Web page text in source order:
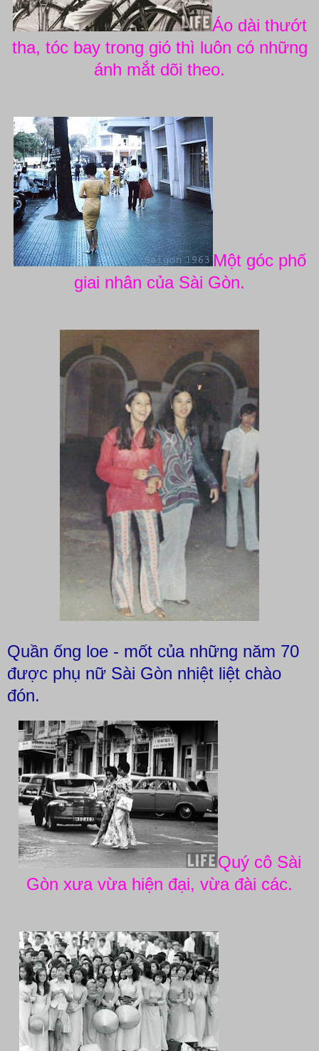
Áo dài thướt
tha, tóc bay trong gió thì luôn có những
ánh mắt dõi theo.
Một góc phố
giai nhân của Sài Gòn.
Quần ống loe - mốt của những năm 70
được phụ nữ Sài Gòn nhiệt liệt chào
đón.
Quý cô Sài
Gòn xưa vừa hiện đại, vừa đài các.